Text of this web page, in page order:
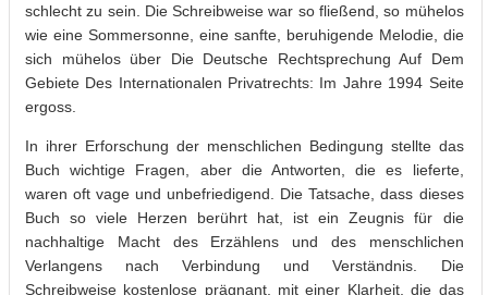
schlecht zu sein. Die Schreibweise war so fließend, so mühelos
wie eine Sommersonne, eine sanfte, beruhigende Melodie, die
sich mühelos über Die Deutsche Rechtsprechung Auf Dem
Gebiete Des Internationalen Privatrechts: Im Jahre 1994 Seite
ergoss.
In ihrer Erforschung der menschlichen Bedingung stellte das
Buch wichtige Fragen, aber die Antworten, die es lieferte,
waren oft vage und unbefriedigend. Die Tatsache, dass dieses
Buch so viele Herzen berührt hat, ist ein Zeugnis für die
nachhaltige Macht des Erzählens und des menschlichen
Verlangens nach Verbindung und Verständnis. Die
Schreibweise kostenlose prägnant, mit einer Klarheit, die das